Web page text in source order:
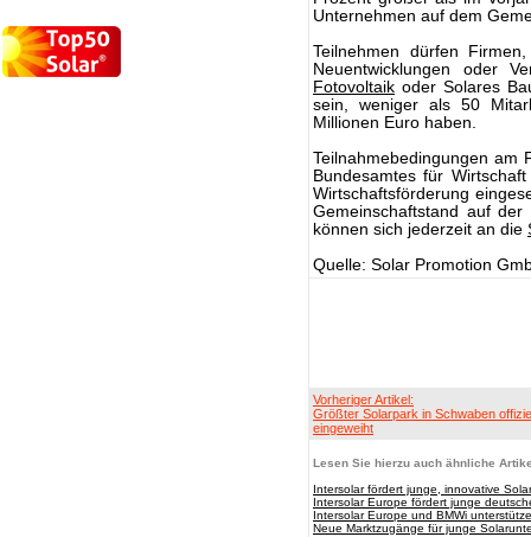
Unternehmen auf dem
Teilnehmen dürfen
Neuentwicklungen oder
Fotovoltaik oder Solares
sein, weniger als 50
Millionen Euro haben.
Teilnahmebedingungen am
Bundesamtes für
Wirtschaftsförderung
Gemeinschaftstand auf
können sich jederzeit an die
Quelle: Solar Promotion
Vorheriger Artikel:
Größter Solarpark in Schwaben
eingeweiht
Lesen Sie hierzu auch ähnliche
Intersolar fördert junge, innovative
Intersolar Europe fördert junge
Intersolar Europe und BMWi
Neue Marktzugänge für junge